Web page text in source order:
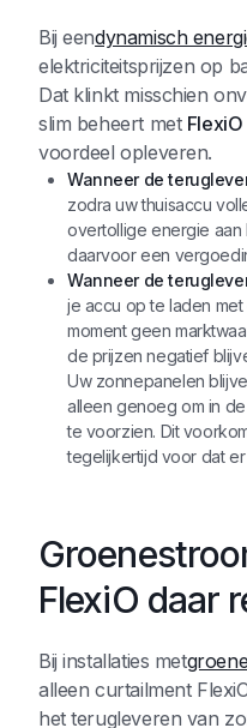
Bij eendynamisch
elektriciteitsprijzen op
Dat klinkt misschien
slim beheert met FlexiO
voordeel opleveren.
Wanneer de
zodra uw thuisaccu
overtollige energie aan
daarvoor een
Wanneer de
je accu op te laden
moment geen
de prijzen negatief
Uw zonnepanelen
alleen genoeg om in
te voorzien. Dit
tegelijkertijd voor dat
FlexiO daar
Bij installaties met
alleen curtailment
het terugleveren van